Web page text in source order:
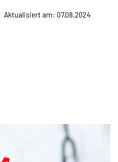
Aktualisiert am: 07.08.2024